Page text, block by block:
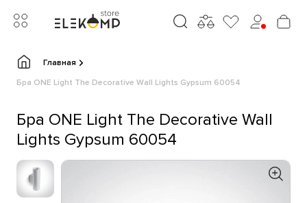
Главная
Бра ONE Light The Decorative Wall Lights Gypsum 60054
Бра ONE Light The Decorative Wall
Lights Gypsum 60054